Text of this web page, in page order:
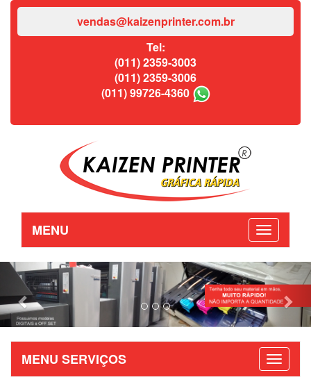
vendas@kaizenprinter.com.br
Tel:
(011) 2359-3003
(011) 2359-3006
(011) 99726-4360
MENU
Previous
MENU SERVIÇOS